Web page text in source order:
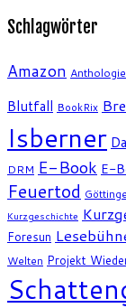
Schlagwörter
Amazon Anthologie
Blutfall BookRix
Isberner
DRM E-Book E-
Feuertod
Kurzgeschichte
Foresun
Welten Projekt